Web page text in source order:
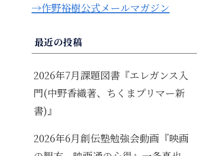
→作野裕樹公式メールマガジン
最近の投稿
2026年7月課題図書『エレガンス入
門(中野香織著、ちくまプリマー新
書)』
2026年6月創伝塾勉強会動画『映画